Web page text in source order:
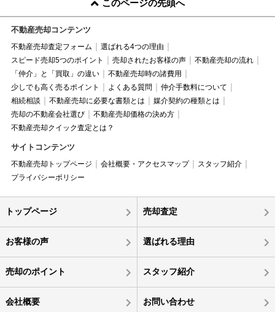
このページの先頭へ
不動産売却コンテンツ
不動産売却査定フォーム
選ばれる4つの理由
スピード売却5つのポイント
売却されたお客様の声
不動産売却の流れ
「仲介」と「買取」の違い
不動産売却時の諸費用
少しでも高く売るポイント
よくある質問
仲介手数料について
相続相談
不動産売却に必要な書類とは
媒介契約の種類とは
売却の不動産会社選び
不動産売却価格の決め方
不動産売却クイック査定とは？
サイトコンテンツ
不動産売却トップページ 会社概要・アクセスマップ
スタッフ紹介
プライバシーポリシー
トップページ 売却査定
お客様の声 選ばれる理由
売却のポイント スタッフ紹介
会社概要 お問い合わせ